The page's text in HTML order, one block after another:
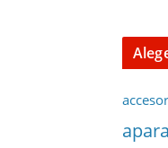
r
h
v